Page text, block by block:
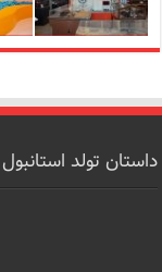
داستان تولد